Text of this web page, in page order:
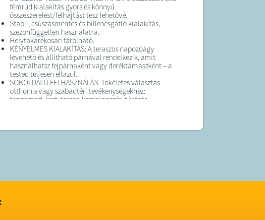
fémrúd kialakítás gyors és könnyű
összeszerelést/felhajtást tesz lehetővé.
Stabil, csúszásmentes és billenésgátló kialakítás,
szezonfüggetlen használatra.
Helytakarékosan tárolható.
KÉNYELMES KIALAKÍTÁS: A teraszos napozóágy
levehető és állítható párnával rendelkezik, amit
használhatsz fejpárnaként vagy deréktámaszként – a
tested teljesen ellazul.
SOKOLDALÚ FELHASZNÁLÁS: Tökéletes választás
otthonra vagy szabadtéri tevékenységekhez:
tengerpart, kert, terasz, kempingezés, túrázás,
Súlytalanság élménye: A Zero Gravity technológia